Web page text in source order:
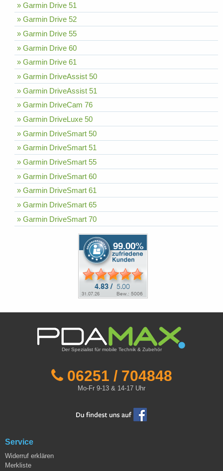
» Garmin Drive 51
» Garmin Drive 52
» Garmin Drive 55
» Garmin Drive 60
» Garmin Drive 61
» Garmin DriveAssist 50
» Garmin DriveAssist 51
» Garmin DriveCam 76
» Garmin DriveLuxe 50
» Garmin DriveSmart 50
» Garmin DriveSmart 51
» Garmin DriveSmart 55
» Garmin DriveSmart 60
» Garmin DriveSmart 61
» Garmin DriveSmart 65
» Garmin DriveSmart 70
Der Spezialist für mobile Technik & Zubehör
06251 / 704848
Mo-Fr 9-13 & 14-17 Uhr
Service
Widerruf erklären
Merkliste